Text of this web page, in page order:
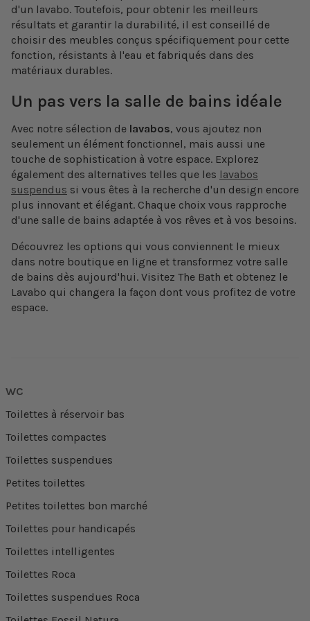
d'un lavabo. Toutefois, pour obtenir les meilleurs
résultats et garantir la durabilité, il est conseillé de
choisir des meubles conçus spécifiquement pour cette
fonction, résistants à l'eau et fabriqués dans des
matériaux durables.
Un pas vers la salle de bains idéale
Avec notre sélection de lavabos, vous ajoutez non
seulement un élément fonctionnel, mais aussi une
touche de sophistication à votre espace. Explorez
également des alternatives telles que les lavabos
suspendus si vous êtes à la recherche d'un design encore
plus innovant et élégant. Chaque choix vous rapproche
d'une salle de bains adaptée à vos rêves et à vos besoins.
Découvrez les options qui vous conviennent le mieux
dans notre boutique en ligne et transformez votre salle
de bains dès aujourd'hui. Visitez The Bath et obtenez le
Lavabo qui changera la façon dont vous profitez de votre
espace.
WC
Toilettes à réservoir bas
Toilettes compactes
Toilettes suspendues
Petites toilettes
Petites toilettes bon marché
Toilettes pour handicapés
Toilettes intelligentes
Toilettes Roca
Toilettes suspendues Roca